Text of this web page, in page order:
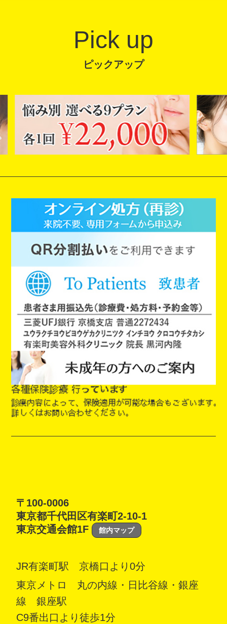
Pick up
ピックアップ
〒100-0006
東京都千代田区有楽町2-10-1
東京交通会館1F
館内マップ
JR有楽町駅 京橋口より0分
東京メトロ 丸の内線・日比谷線・銀座
線 銀座駅
C9番出口より徒歩1分